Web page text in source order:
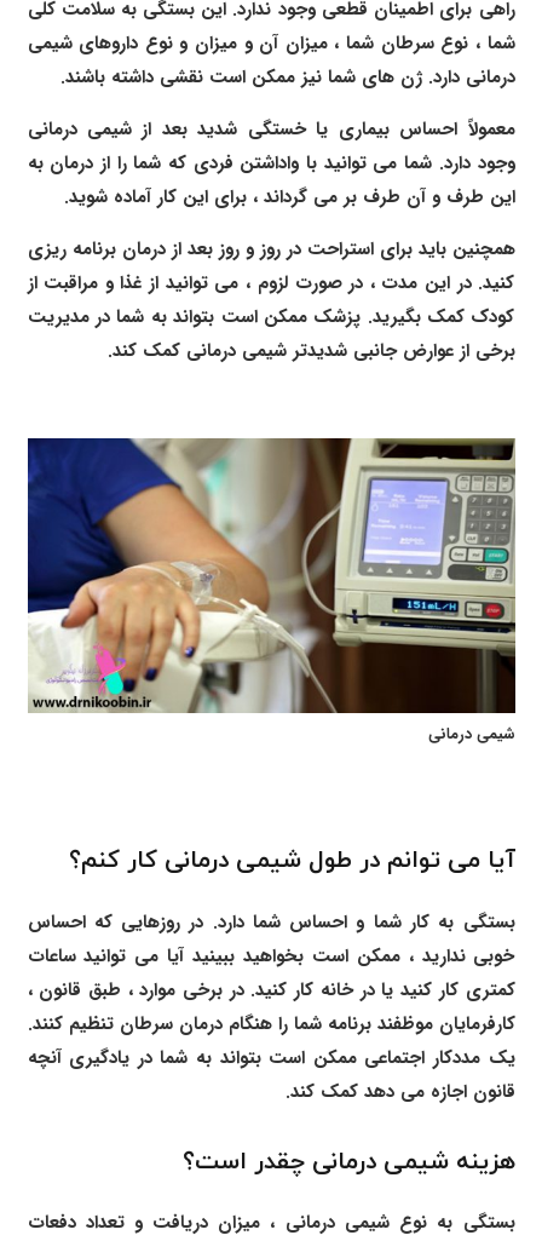
راهی برای اطمینان قطعی وجود ندارد. این بستگی به سلامت کلی
شما ، نوع سرطان شما ، میزان آن و میزان و نوع داروهای شیمی
درمانی دارد. ژن های شما نیز ممکن است نقشی داشته باشند.
معمولاً احساس بیماری یا خستگی شدید بعد از شیمی درمانی
وجود دارد. شما می توانید با واداشتن فردی که شما را از درمان به
این طرف و آن طرف بر می گرداند ، برای این کار آماده شوید.
همچنین باید برای استراحت در روز و روز بعد از درمان برنامه ریزی
کنید. در این مدت ، در صورت لزوم ، می توانید از غذا و مراقبت از
کودک کمک بگیرید. پزشک ممکن است بتواند به شما در مدیریت
برخی از عوارض جانبی شدیدتر شیمی درمانی کمک کند.
شیمی درمانی
آیا می توانم در طول شیمی درمانی کار کنم؟
بستگی به کار شما و احساس شما دارد. در روزهایی که احساس
خوبی ندارید ، ممکن است بخواهید ببینید آیا می توانید ساعات
کمتری کار کنید یا در خانه کار کنید. در برخی موارد ، طبق قانون ،
کارفرمایان موظفند برنامه شما را هنگام درمان سرطان تنظیم کنند.
یک مددکار اجتماعی ممکن است بتواند به شما در یادگیری آنچه
قانون اجازه می دهد کمک کند.
هزینه شیمی درمانی چقدر است؟
بستگی به نوع شیمی درمانی ، میزان دریافت و تعداد دفعات